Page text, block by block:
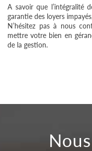
A savoir que l’intégralité
garantie des loyers
N’hésitez pas à nous
mettre votre bien en
de la gestion.